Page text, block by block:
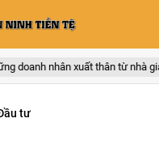
doanh nhân xuất thân từ nhà giáo
tư